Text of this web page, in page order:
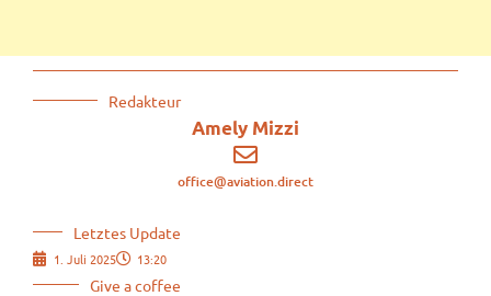
Redakteur
Amely Mizzi
office@aviation.direct
Letztes Update
1. Juli 2025 13:20
Give a coffee